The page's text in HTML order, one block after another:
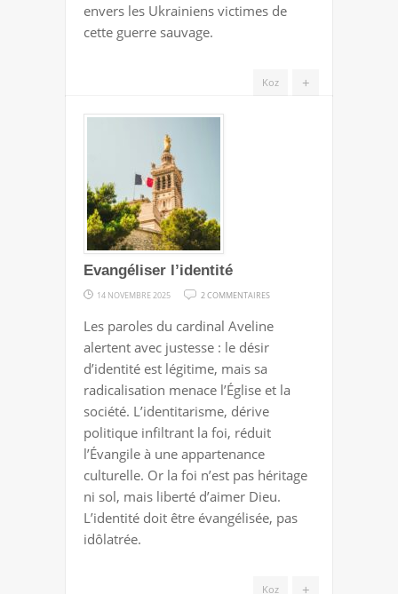
envers les Ukrainiens victimes de
cette guerre sauvage.
+
Koz
Evangéliser l’identité
14 NOVEMBRE 2025 2 COMMENTAIRES
L’IDENTITÉ
Les paroles du cardinal Aveline
alertent avec justesse : le désir
d’identité est légitime, mais sa
radicalisation menace l’Église et la
société. L’identitarisme, dérive
politique infiltrant la foi, réduit
l’Évangile à une appartenance
culturelle. Or la foi n’est pas héritage
ni sol, mais liberté d’aimer Dieu.
L’identité doit être évangélisée, pas
idôlatrée.
+
Koz